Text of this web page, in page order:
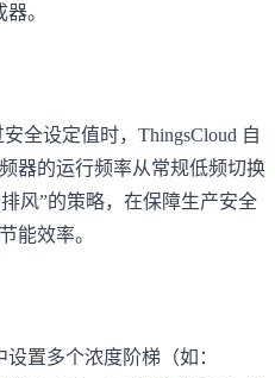
。
全设定值时，ThingsCloud 自
器的运行频率从常规低频切换
风”的策略，在保障生产安全
能效率。
置多个浓度阶梯（如：